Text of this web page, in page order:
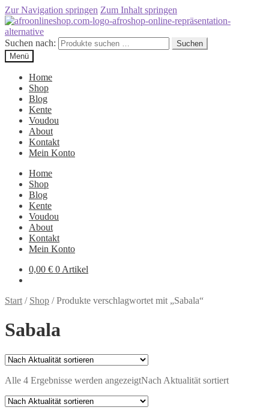
Zur Navigation springen Zum Inhalt springen
Suchen nach:
Suchen
Menü
Home
Shop
Blog
Kente
Voudou
About
Kontakt
Mein Konto
Home
Shop
Blog
Kente
Voudou
About
Kontakt
Mein Konto
0,00 € 0 Artikel
Start / Shop /Produkte verschlagwortet mit „Sabala“
Sabala
Alle 4 Ergebnisse werden angezeigtNach Aktualität sortiert